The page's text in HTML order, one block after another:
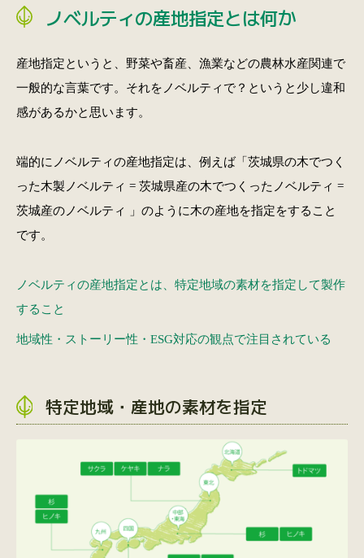
ノベルティの産地指定とは何か
産地指定というと、野菜や畜産、漁業などの農林水産関連で
一般的な言葉です。それをノベルティで？というと少し違和
感があるかと思います。
端的にノベルティの産地指定は、例えば「茨城県の木でつく
った木製ノベルティ = 茨城県産の木でつくったノベルティ =
茨城産のノベルティ 」のように木の産地を指定をすること
です。
ノベルティの産地指定とは、特定地域の素材を指定して製作
すること
地域性・ストーリー性・ESG対応の観点で注目されている
特定地域・産地の素材を指定